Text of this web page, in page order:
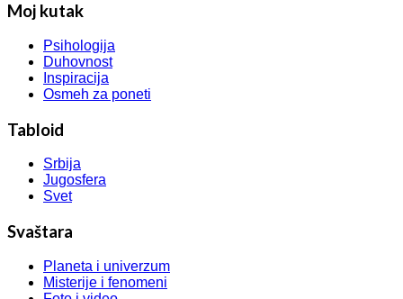
Moj kutak
Psihologija
Duhovnost
Inspiracija
Osmeh za poneti
Tabloid
Srbija
Jugosfera
Svet
Svaštara
Planeta i univerzum
Misterije i fenomeni